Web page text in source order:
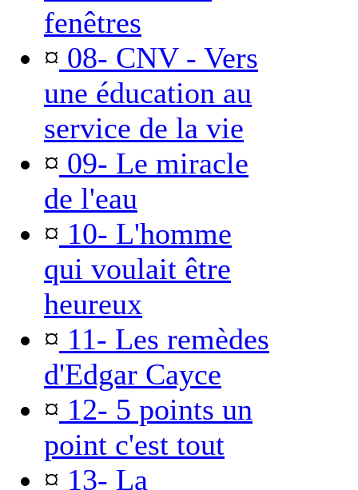
fenêtres
¤ 08- CNV - Vers
une éducation au
service de la vie
¤ 09- Le miracle
de l'eau
¤ 10- L'homme
qui voulait être
heureux
¤ 11- Les remèdes
d'Edgar Cayce
¤ 12- 5 points un
point c'est tout
¤ 13- La